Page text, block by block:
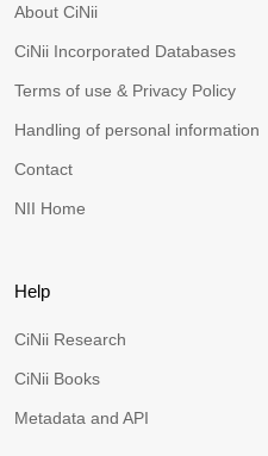
About CiNii
CiNii Incorporated Databases
Terms of use & Privacy Policy
Handling of personal information
Contact
NII Home
Help
CiNii Research
CiNii Books
Metadata and API